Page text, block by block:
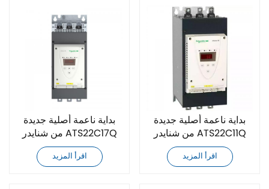
بداية ناعمة أصلية جديدة
من شنايدر ATS22C17Q
اقرأ المزيد
بداية ناعمة أصلية جديدة
من شنايدر ATS22C11Q
اقرأ المزيد